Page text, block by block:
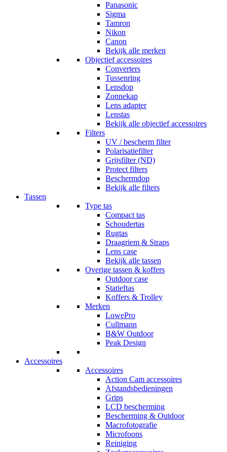
Panasonic
Sigma
Tamron
Nikon
Canon
Bekijk alle merken
Objectief accessoires
Converters
Tussenring
Lensdop
Zonnekap
Lens adapter
Lenstas
Bekijk alle objectief accessoires
Filters
UV / bescherm filter
Polarisatiefilter
Grijsfilter (ND)
Protect filters
Beschermdop
Bekijk alle filters
Tassen
Type tas
Compact tas
Schoudertas
Rugtas
Draagriem & Straps
Lens case
Bekijk alle tassen
Overige tassen & koffers
Outdoor case
Statieftas
Koffers & Trolley
Merken
LowePro
Cullmann
B&W Outdoor
Peak Design
Accessoires
Accessoires
Action Cam accessoires
Afstandsbedieningen
Grips
LCD bescherming
Bescherming & Outdoor
Macrofotografie
Microfoons
Reiniging